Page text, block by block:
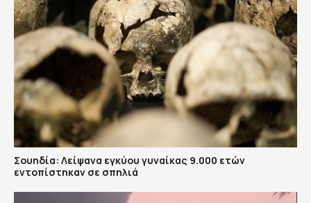
Σουηδία: Λείψανα εγκύου γυναίκας 9.000 ετών
εντοπίστηκαν σε σπηλιά